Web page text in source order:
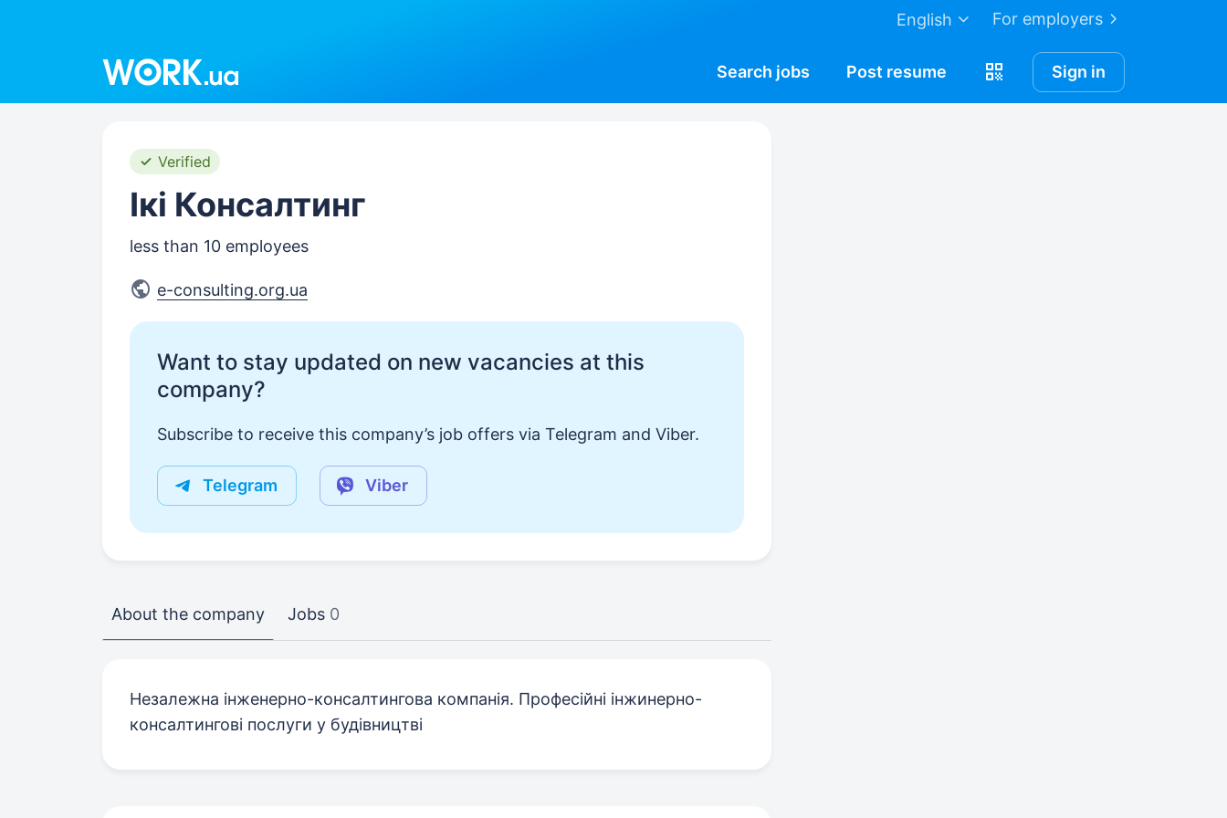
For employers
English
Search jobs Post resume Sign in
Verified
Ікі Консалтинг
less than 10 employees
e-consulting.org.ua
Want to stay updated on new vacancies at this
company?
Subscribe to receive this company’s job offers via Telegram and Viber.
Telegram Viber
About the company Jobs 0
Незалежна інженерно-консалтингова компанія. Професійні інжинерно-
консалтингові послуги у будівництві